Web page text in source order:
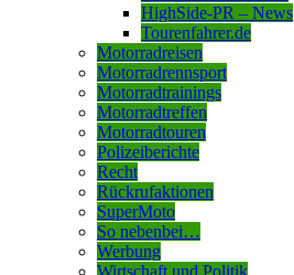
HighSide-PR – News
Tourenfahrer.de
Motorradreisen
Motorradrennsport
Motorradtrainings
Motorradtreffen
Motorradtouren
Polizeiberichte
Recht
Rückrufaktionen
SuperMoto
So nebenbei…
Werbung
Wirtschaft und Politik